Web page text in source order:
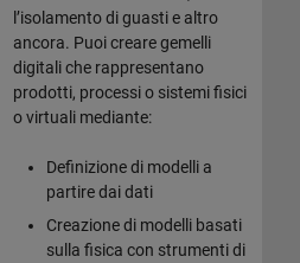
l’isolamento di guasti e altro
ancora. Puoi creare gemelli
digitali che rappresentano
prodotti, processi o sistemi fisici
o virtuali mediante:
Definizione di modelli a
partire dai dati
Creazione di modelli basati
sulla fisica con strumenti di